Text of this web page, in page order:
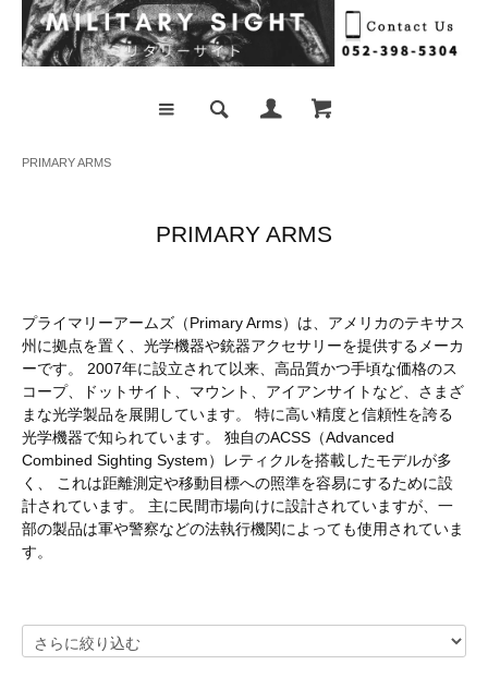
PRIMARY ARMS
PRIMARY ARMS
プライマリーアームズ（Primary Arms）は、アメリカのテキサス
州に拠点を置く、光学機器や銃器アクセサリーを提供するメーカ
ーです。 2007年に設立されて以来、高品質かつ手頃な価格のス
コープ、ドットサイト、マウント、アイアンサイトなど、さまざ
まな光学製品を展開しています。 特に高い精度と信頼性を誇る
光学機器で知られています。 独自のACSS（Advanced
Combined Sighting System）レティクルを搭載したモデルが多
く、 これは距離測定や移動目標への照準を容易にするために設
計されています。 主に民間市場向けに設計されていますが、一
部の製品は軍や警察などの法執行機関によっても使用されていま
す。